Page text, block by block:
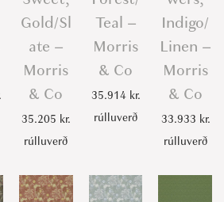
Gold/Sl
ate –
Morris
& Co
35.205 kr.
rúlluverð
Teal –
Morris
& Co
35.914 kr.
rúlluverð
Indigo/
Linen –
Morris
& Co
33.933 kr.
rúlluverð